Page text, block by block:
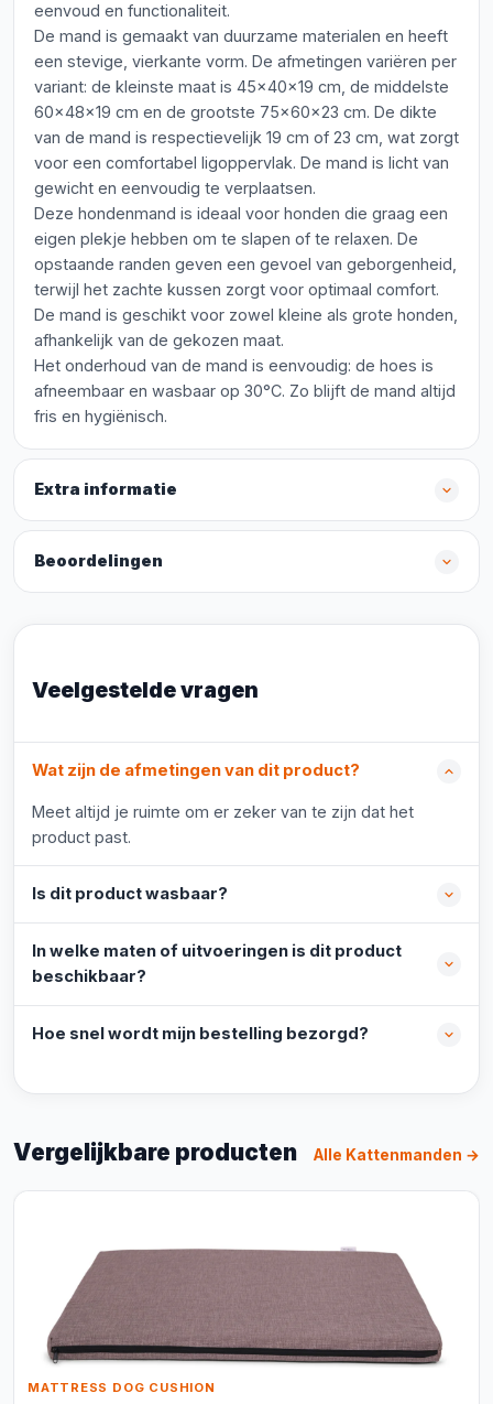
eenvoud en functionaliteit.
De mand is gemaakt van duurzame materialen en heeft
een stevige, vierkante vorm. De afmetingen variëren per
variant: de kleinste maat is 45x40x19 cm, de middelste
60x48x19 cm en de grootste 75x60x23 cm. De dikte
van de mand is respectievelijk 19 cm of 23 cm, wat zorgt
voor een comfortabel ligoppervlak. De mand is licht van
gewicht en eenvoudig te verplaatsen.
Deze hondenmand is ideaal voor honden die graag een
eigen plekje hebben om te slapen of te relaxen. De
opstaande randen geven een gevoel van geborgenheid,
terwijl het zachte kussen zorgt voor optimaal comfort.
De mand is geschikt voor zowel kleine als grote honden,
afhankelijk van de gekozen maat.
Het onderhoud van de mand is eenvoudig: de hoes is
afneembaar en wasbaar op 30°C. Zo blijft de mand altijd
fris en hygiënisch.
Extra informatie
Beoordelingen
Veelgestelde vragen
Wat zijn de afmetingen van dit product?
Meet altijd je ruimte om er zeker van te zijn dat het
product past.
Is dit product wasbaar?
In welke maten of uitvoeringen is dit product
beschikbaar?
Hoe snel wordt mijn bestelling bezorgd?
Vergelijkbare producten Alle Kattenmanden →
MATTRESS DOG CUSHION